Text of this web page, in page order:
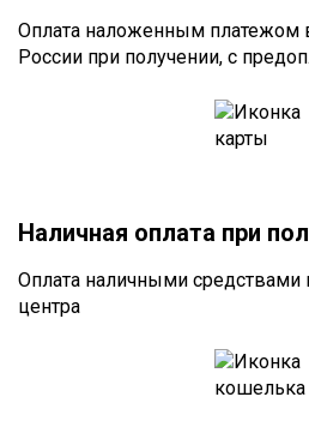
Оплата наложенным платежом
России при получении, с
Наличная оплата при
Оплата наличными средствами
центра